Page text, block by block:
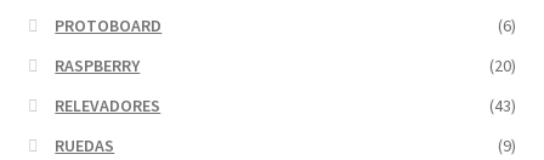
PROTOBOARD
(6)
RASPBERRY
(20)
RELEVADORES
(43)
RUEDAS
(9)